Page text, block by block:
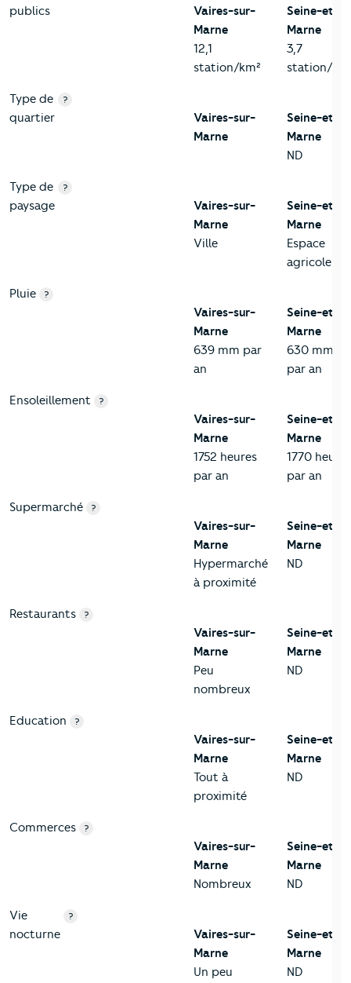
publics
Vaires-sur-
Marne
12,1
station/km²
Seine-et-
Marne
3,7
station/
Type de
quartier
?
Vaires-sur-
Marne
Seine-et-
Marne
ND
Type de
paysage
?
Vaires-sur-
Marne
Ville
Seine-et-
Marne
Espace
agricole
Pluie ?
Vaires-sur-
Marne
639 mm par
an
Seine-et-
Marne
630 mm
par an
Ensoleillement ?
Vaires-sur-
Marne
1752 heures
par an
Seine-et-
Marne
1770 heures
par an
Supermarché ?
Vaires-sur-
Marne
Hypermarché
à proximité
Seine-et-
Marne
ND
Restaurants ?
Vaires-sur-
Marne
Peu
nombreux
Seine-et-
Marne
ND
Education ?
Vaires-sur-
Marne
Tout à
proximité
Seine-et-
Marne
ND
Commerces ?
Vaires-sur-
Marne
Nombreux
Seine-et-
Marne
ND
Vie
nocturne
?
Vaires-sur-
Marne
Un peu
Seine-et-
Marne
ND